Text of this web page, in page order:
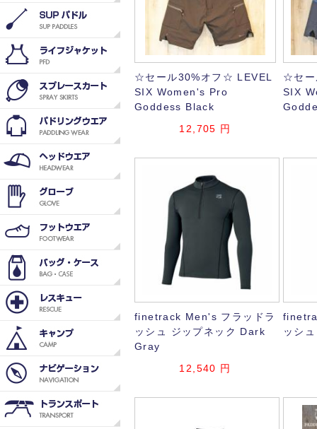
☆セール30%オフ☆ LEVEL
SIX Women's Pro
Goddess Black
12,705 円
☆セー
SIX
finetrack Men's フラッドラ
ッシュ ジップネック Dark
Gray
12,540 円
ッシ